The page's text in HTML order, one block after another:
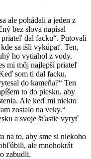
ale pohádali a jeden z
bez slova napísal
dal facku“. Putovali
sa išli vykúpať. Ten,
ho vytiahol z vody.
mi môj najlepší priateľ
som ti dal facku,
do kameňa?“ Ten
to do piesku, aby
Ale keď mi niekto
zostalo na veky.“
a svoje šťastie vyryť
na to, aby sme si niekoho
ale mnohokrát
zabudli.